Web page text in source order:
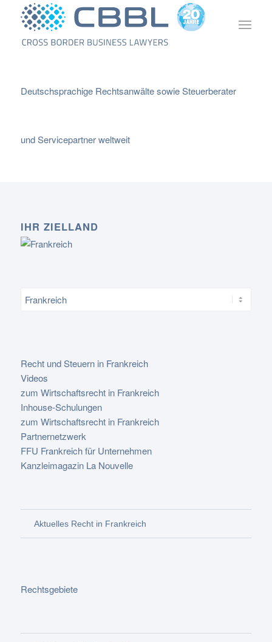
Deutschsprachige Rechtsanwälte sowie Steuerberater
und Servicepartner weltweit
IHR ZIELLAND
Recht und Steuern in Frankreich
Videos
zum Wirtschaftsrecht in Frankreich
Inhouse-Schulungen
zum Wirtschaftsrecht in Frankreich
Partnernetzwerk
FFU Frankreich für Unternehmen
Kanzleimagazin La Nouvelle
Aktuelles Recht in Frankreich
Rechtsgebiete